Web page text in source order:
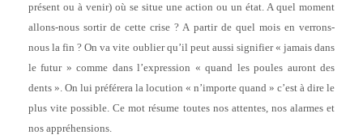
présent ou à venir) où se situe une action ou un état. A quel moment
allons-nous sortir de cette crise ? A partir de quel mois en verrons-
nous la fin ? On va vite oublier qu’il peut aussi signifier « jamais dans
le futur » comme dans l’expression « quand les poules auront des
dents ». On lui préférera la locution « n’importe quand » c’est à dire le
plus vite possible. Ce mot résume toutes nos attentes, nos alarmes et
nos appréhensions.